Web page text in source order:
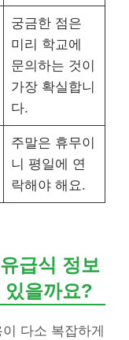
궁금한 점은
미리 학교에
문의하는 것이
가장 확실합니
다.
주말은 휴무이
니 평일에 연
락해야 해요.
급식 정보
있을까요?
다소 복잡하게